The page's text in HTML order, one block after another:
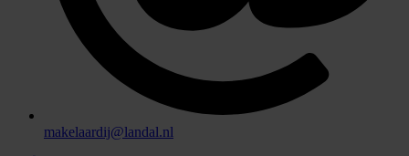
makelaardij@landal.nl